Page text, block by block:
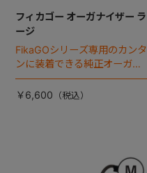
フィカゴー オーガナイザー ラ
ージ
FikaGOシリーズ専用のカンタ
ンに装着できる純正オーガナ
イザー。
￥6,600